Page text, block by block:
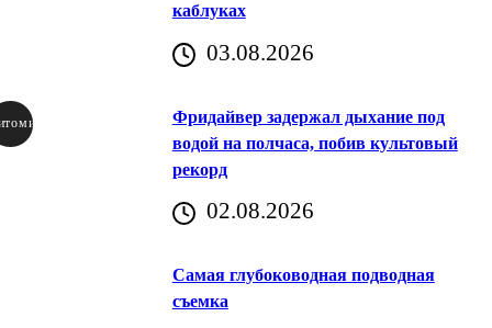
каблуках
03.08.2026
Фридайвер задержал дыхание под
водой на полчаса, побив культовый
рекорд
02.08.2026
Самая глубоководная подводная
съемка